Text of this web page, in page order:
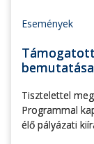
Események
bemutatása
Tisztelettel
Programmal
élő pályázati